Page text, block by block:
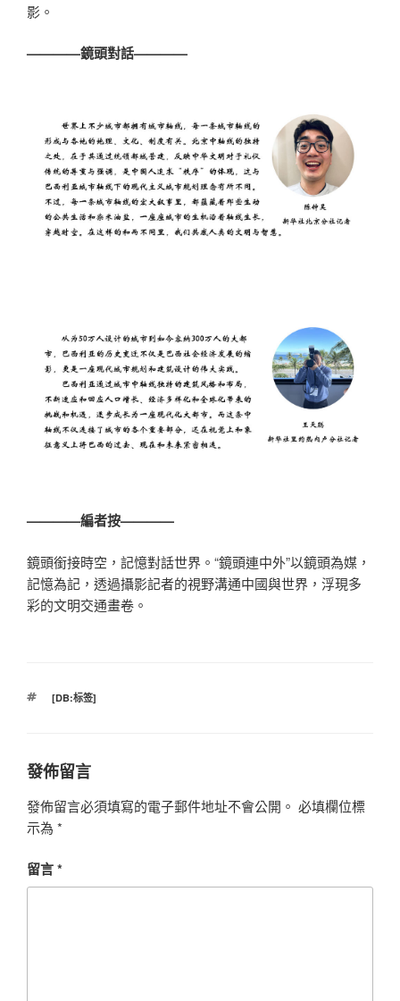
影。
————鏡頭對話————
————編者按————
鏡頭銜接時空，記憶對話世界。“鏡頭連中外”以鏡頭為媒，
記憶為記，透過攝影記者的視野溝通中國與世界，浮現多
彩的文明交通畫卷。
標
[DB:标签]
發佈留言
發佈留言必須填寫的電子郵件地址不會公開。 必填欄位標
示為 *
留言*